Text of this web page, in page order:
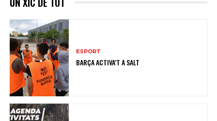
ESPORT
BARÇA ACTIVA’T A SALT